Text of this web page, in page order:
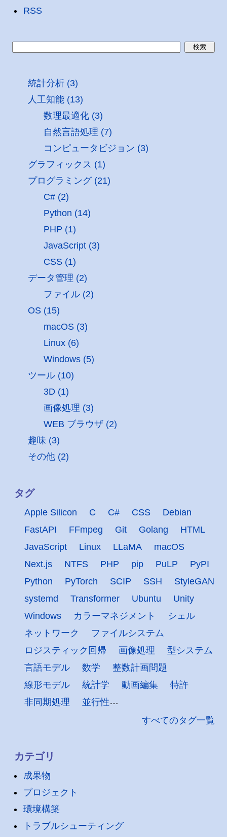
RSS
統計分析 (3)
人工知能 (13)
数理最適化 (3)
自然言語処理 (7)
コンピュータビジョン (3)
グラフィックス (1)
プログラミング (21)
C# (2)
Python (14)
PHP (1)
JavaScript (3)
CSS (1)
データ管理 (2)
ファイル (2)
OS (15)
macOS (3)
Linux (6)
Windows (5)
ツール (10)
3D (1)
画像処理 (3)
WEB ブラウザ (2)
趣味 (3)
その他 (2)
タグ
Apple Silicon C C# CSS
Debian
FastAPI
FFmpeg Git Golang
HTML
JavaScript
Linux LLaMA
macOS
Next.js
NTFS PHP pip PuLP
PyPI
Python
PyTorch SCIP SSH
StyleGAN
systemd
Transformer Ubuntu
Unity
Windows
カラーマネジメント
シェル
ネットワーク
ファイルシステム
ロジスティック回帰
画像処理
型システム
言語モデル
数学
整数計画問題
線形モデル
統計学 動画編集
特許
非同期処理
並行性
すべてのタグ一覧
カテゴリ
成果物
プロジェクト
環境構築
トラブルシューティング